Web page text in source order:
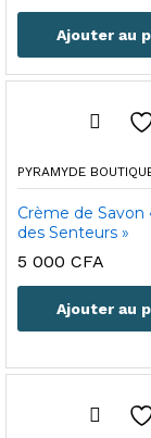
Ajouter au
PYRAMYDE
Crème de Savon
des Senteurs »
5 000 CFA
Ajouter au